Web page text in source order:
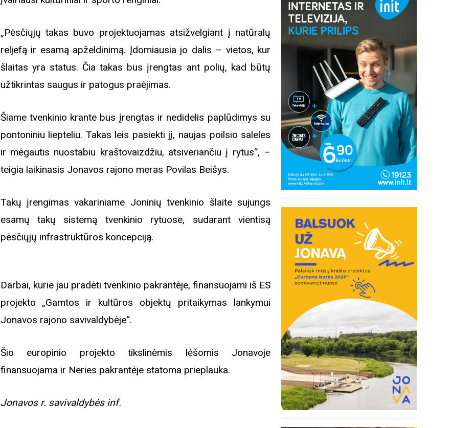
„Pėsčiųjų takas buvo projektuojamas atsižvelgiant į natūralų
reljefą ir esamą apželdinimą. Įdomiausia jo dalis – vietos, kur
šlaitas yra status. Čia takas bus įrengtas ant polių, kad būtų
užtikrintas saugus ir patogus praėjimas.
Šiame tvenkinio krante bus įrengtas ir nedidelis paplūdimys su
pontoniniu liepteliu. Takas leis pasiekti jį, naujas poilsio saleles
ir mėgautis nuostabiu kraštovaizdžiu, atsiveriančiu į rytus“, –
teigia laikinasis Jonavos rajono meras Povilas Beišys.
Takų įrengimas vakariniame Joninių tvenkinio šlaite sujungs
esamų takų sistemą tvenkinio rytuose, sudarant vientisą
pėsčiųjų infrastruktūros koncepciją.
Darbai, kurie jau pradėti tvenkinio pakrantėje, finansuojami iš ES
projekto „Gamtos ir kultūros objektų pritaikymas lankymui
Jonavos rajono savivaldybėje“.
Šio europinio projekto tikslinėmis lėšomis Jonavoje
finansuojama ir Neries pakrantėje statoma prieplauka.
Jonavos r. savivaldybės inf.